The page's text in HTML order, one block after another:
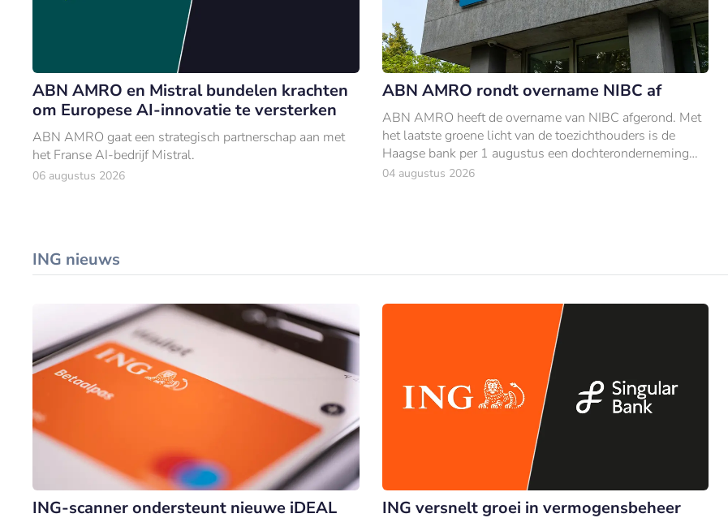
ABN AMRO en Mistral bundelen krachten
om Europese AI-innovatie te versterken
ABN AMRO gaat een strategisch partnerschap aan met
het Franse AI-bedrijf Mistral.
06 augustus 2026
ABN AMRO rondt overname NIBC af
ABN AMRO heeft de overname van NIBC afgerond. Met
het laatste groene licht van de toezichthouders is de
Haagse bank per 1 augustus een dochteronderneming
van ABN AMRO.
04 augustus 2026
ING nieuws
ING-scanner ondersteunt nieuwe iDEAL
ING versnelt groei in vermogensbeheer